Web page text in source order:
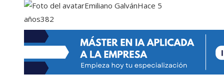
Emiliano GalvánHace 5
años382